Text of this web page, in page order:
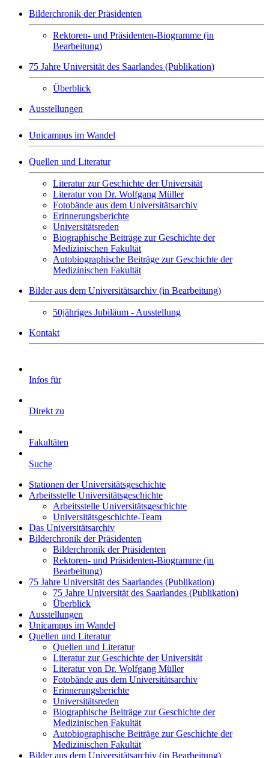
Bilderchronik der Präsidenten
Rektoren- und Präsidenten-Biogramme (in
Bearbeitung)
75 Jahre Universität des Saarlandes (Publikation)
Überblick
Ausstellungen
Unicampus im Wandel
Quellen und Literatur
Literatur zur Geschichte der Universität
Literatur von Dr. Wolfgang Müller
Fotobände aus dem Universitätsarchiv
Erinnerungsberichte
Universitätsreden
Biographische Beiträge zur Geschichte der
Medizinischen Fakultät
Autobiographische Beiträge zur Geschichte der
Medizinischen Fakultät
Bilder aus dem Universitätsarchiv (in Bearbeitung)
50jähriges Jubiläum - Ausstellung
Kontakt
Infos für
Direkt zu
Fakultäten
Suche
Stationen der Universitätsgeschichte
Arbeitsstelle Universitätsgeschichte
Arbeitsstelle Universitätsgeschichte
Universitätsgeschichte-Team
Das Universitätsarchiv
Bilderchronik der Präsidenten
Bilderchronik der Präsidenten
Rektoren- und Präsidenten-Biogramme (in
Bearbeitung)
75 Jahre Universität des Saarlandes (Publikation)
75 Jahre Universität des Saarlandes (Publikation)
Überblick
Ausstellungen
Unicampus im Wandel
Quellen und Literatur
Quellen und Literatur
Literatur zur Geschichte der Universität
Literatur von Dr. Wolfgang Müller
Fotobände aus dem Universitätsarchiv
Erinnerungsberichte
Universitätsreden
Biographische Beiträge zur Geschichte der
Medizinischen Fakultät
Autobiographische Beiträge zur Geschichte der
Medizinischen Fakultät
Bilder aus dem Universitätsarchiv (in Bearbeitung)